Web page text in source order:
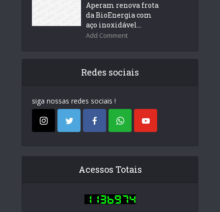
Aperam renova frota
da BioEnergia com
aço inoxidável...
Add Comment
Redes sociais
siga nossas redes sociais !
Acessos Totais